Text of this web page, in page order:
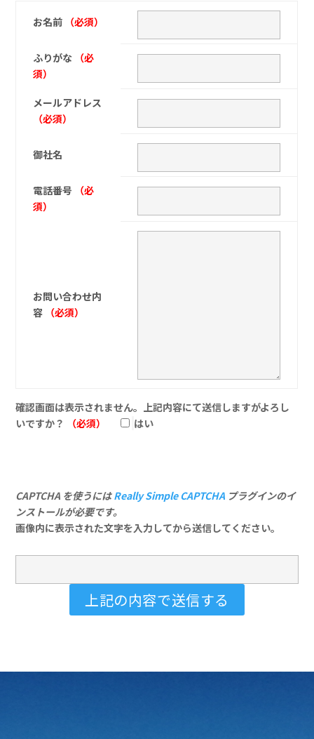
お名前 （必須）
ふりがな
（必
須）
メールアドレス
（必須）
御社名
電話番号
（必
須）
お問い合わせ内
容 （必須）
確認画面は表示されません。上記内容にて送信しますがよろし
いですか？
（必須） はい
CAPTCHA を使うにはReally Simple CAPTCHA プラグインのイ
ンストールが必要です。
画像内に表示された文字を入力してから送信してください。